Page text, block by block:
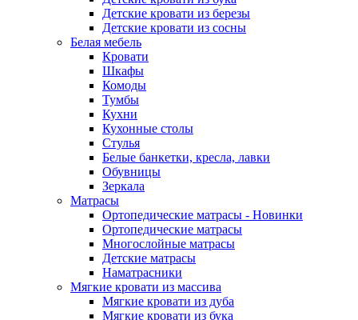
Детские кровати из березы
Детские кровати из сосны
Белая мебель
Кровати
Шкафы
Комоды
Тумбы
Кухни
Кухонные столы
Стулья
Белые банкетки, кресла, лавки
Обувницы
Зеркала
Матрасы
Ортопедические матрасы - Новинки
Ортопедические матрасы
Многослойные матрасы
Детские матрасы
Наматрасники
Мягкие кровати из массива
Мягкие кровати из дуба
Мягкие кровати из бука